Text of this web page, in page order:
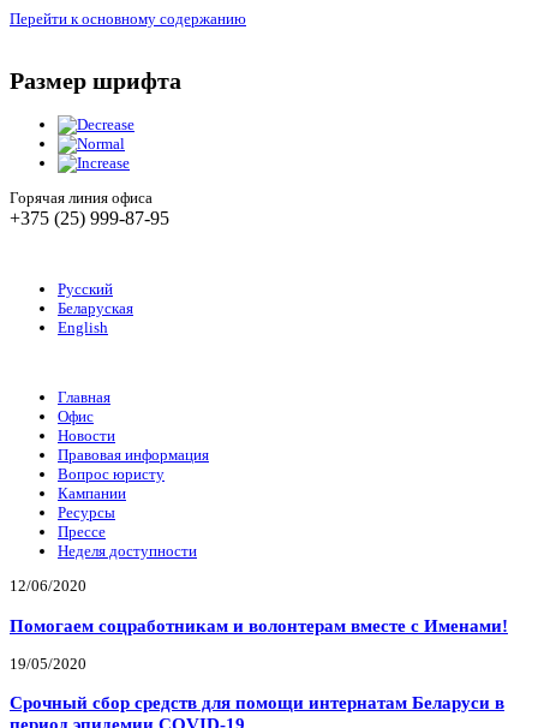
Перейти к основному содержанию
Размер шрифта
Горячая линия офиса
+375 (25) 999-87-95
Русский
Беларуская
English
Главная
Офис
Новости
Правовая информация
Вопрос юристу
Кампании
Ресурсы
Прессе
Неделя доступности
12/06/2020
Помогаем соцработникам и волонтерам вместе с Именами!
19/05/2020
Срочный сбор средств для помощи интернатам Беларуси в